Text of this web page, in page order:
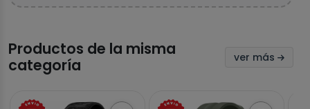
Productos de la misma
categoría
ver más